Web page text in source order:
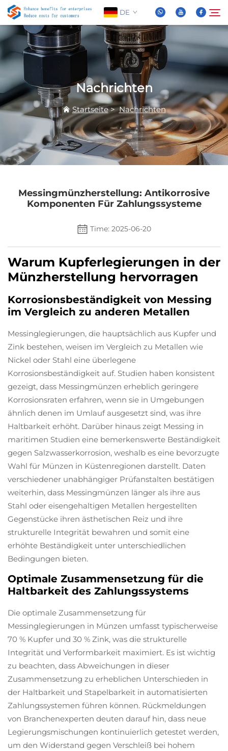
DE
Über Uns
Produkte
Nachrichten
FAQ
Suche
Nachrichten
Startseite>Nachrichten
Messingmünzherstellung: Antikorrosive
Komponenten Für Zahlungssysteme
Time: 2025-06-20
Warum Kupferlegierungen in der
Münzherstellung hervorragen
Korrosionsbeständigkeit von Messing
im Vergleich zu anderen Metallen
Messinglegierungen, die hauptsächlich aus Kupfer und
Zink bestehen, weisen im Vergleich zu Metallen wie
Nickel oder Stahl eine überlegene
Korrosionsbeständigkeit auf. Studien haben konsistent
gezeigt, dass Messingmünzen erheblich geringere
Korrosionsraten erfahren, wenn sie in Umgebungen
ähnlich denen im Umlauf ausgesetzt sind, was ihre
Haltbarkeit erhöht. Darüber hinaus zeigt Messing in
maritimen Studien eine bemerkenswerte Beständigkeit
gegen Salzwasserkorrosion, weshalb es eine bevorzugte
Wahl für Münzen in Küstenregionen darstellt. Daten
verschiedener unabhängiger Prüfanstalten bestätigen
weiterhin, dass Messingmünzen länger als ihre aus
Stahl oder eisengehaltigen Metallen hergestellten
Gegenstücke ihren ästhetischen Reiz und ihre
strukturelle Integrität bewahren und somit eine
erhöhte Beständigkeit unter unterschiedlichen
Bedingungen bieten.
Optimale Zusammensetzung für die
Haltbarkeit des Zahlungssystems
Die optimale Zusammensetzung für
Messinglegierungen in Münzen umfasst typischerweise
70 % Kupfer und 30 % Zink, was die strukturelle
Integrität und Verformbarkeit maximiert. Es ist wichtig
zu beachten, dass Abweichungen in dieser
Zusammensetzung zu erheblichen Unterschieden in
der Haltbarkeit und Stapelbarkeit in automatisierten
Zahlungssystemen führen können. Rückmeldungen
von Branchenexperten deuten darauf hin, dass neue
Legierungsmischungen kontinuierlich getestet werden,
um den Widerstand gegen Verschleiß bei hohem